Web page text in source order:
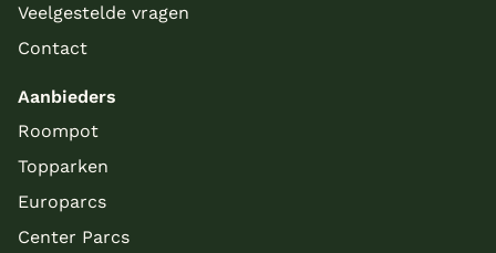
Veelgestelde vragen
Contact
Aanbieders
Roompot
Topparken
Europarcs
Center Parcs